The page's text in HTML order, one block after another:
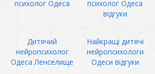
психолог Одеса
психолог Одеса
відгуки
Дитячий
нейропсихолог
Одеса Ленселище
Найкращі дитячі
нейропсихологи
Одеси відгуки